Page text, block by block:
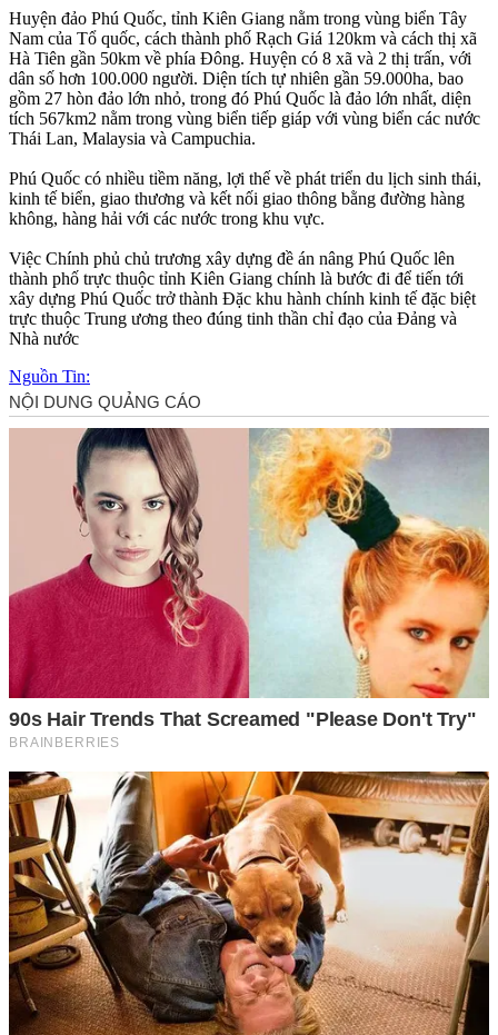
Huyện đảo Phú Quốc, tỉnh Kiên Giang nằm trong vùng biển Tây
Nam của Tổ quốc, cách thành phố Rạch Giá 120km và cách thị xã
Hà Tiên gần 50km về phía Đông. Huyện có 8 xã và 2 thị trấn, với
dân số hơn 100.000 người. Diện tích tự nhiên gần 59.000ha, bao
gồm 27 hòn đảo lớn nhỏ, trong đó Phú Quốc là đảo lớn nhất, diện
tích 567km2 nằm trong vùng biển tiếp giáp với vùng biển các nước
Thái Lan, Malaysia và Campuchia.
Phú Quốc có nhiều tiềm năng, lợi thế về phát triển du lịch sinh thái,
kinh tế biển, giao thương và kết nối giao thông bằng đường hàng
không, hàng hải với các nước trong khu vực.
Việc Chính phủ chủ trương xây dựng đề án nâng Phú Quốc lên
thành phố trực thuộc tỉnh Kiên Giang chính là bước đi để tiến tới
xây dựng Phú Quốc trở thành Đặc khu hành chính kinh tế đặc biệt
trực thuộc Trung ương theo đúng tinh thần chỉ đạo của Đảng và
Nhà nước
Nguồn Tin: